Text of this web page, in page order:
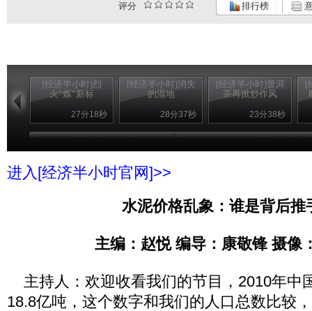
评分 排行榜
[经济半小时]烈
火“炼”新标
27分18秒
[经济半小时]消失
的湿地
28分37秒
[经济半小时]普洱
茶再掀炒作风
23分38秒
[
进入[经济半小时官网]>>
水泥价格乱象：谁是背后推
主编：赵悦 编导：康敬锋 摄像
主持人：欢迎收看我们的节目，2010年中
18.8亿吨，这个数字和我们的人口总数比较